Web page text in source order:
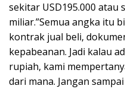
sekitar USD195.000 atau
miliar.”Semua angka itu
kontrak jual beli,
kepabeanan. Jadi kalau
rupiah, kami
dari mana. Jangan